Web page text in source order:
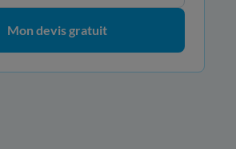
Mon devis gratuit